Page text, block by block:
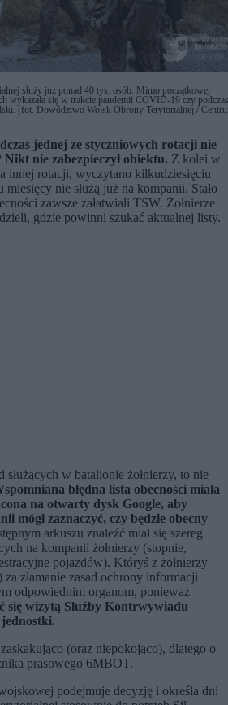
służy już ponad 40 tys. osób. Mimo początkowej
wykazała się w trakcie pandemii COVID-19 czy podczas
(fot. Dowództwo Wojsk Obrony Terytorialnej /
jednej ze styczniowych rotacji nie
Nikt nie zabezpieczył obiektu. Z kolei w
innej rotacji, wyczytano kilkudziesięciu
nie służą już na kompanii. Stało
zawsze załatwiali TSW. Żołnierze
gdzie powinni szukać aktualnej listy.
w batalionie żołnierzy, to nie
błędna lista obecności miała
na otwarty dysk Google, aby
mógł zaznaczyć, czy będzie obecny
arkuszu znaleźć miał się szereg
na kompanii żołnierzy (stopnie,
pojazdów). Któryś z żołnierzy
za złamanie zasad ochrony informacji
odpowiednim organom, ponieważ
się wizytą Służby Kontrwywiadu
(oraz niepokojąco), dlatego o
prasowego 6MBOT.
podejmuje decyzję i określa dni